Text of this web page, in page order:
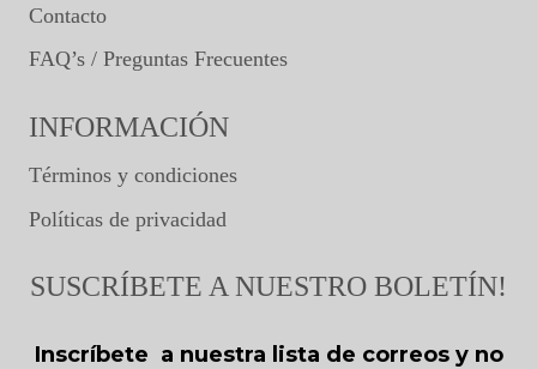
Contacto
FAQ’s / Preguntas Frecuentes
INFORMACIÓN
Términos y condiciones
Políticas de privacidad
SUSCRÍBETE A NUESTRO BOLETÍN!
Inscríbete a nuestra lista de correos y no